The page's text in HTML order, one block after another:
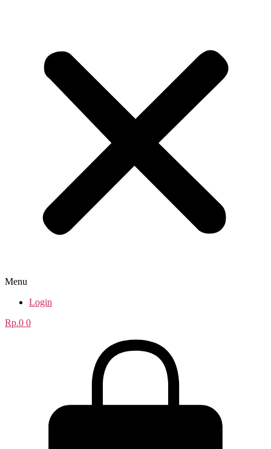
Menu
Login
Rp.0 0